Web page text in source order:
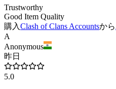
Trustworthy
Good Item Quality
購入Clash of Clans Accountsから
A
Anonymous
昨日
5.0